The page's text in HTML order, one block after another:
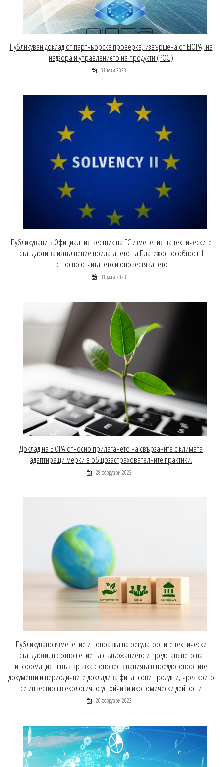
Публикуван доклад от партньорска проверка, извършена от EIOPA, на
надзора и управлението на продукти (POG)
31 юли 2023
Публикувани в Официалния вестник на ЕС изменения на техническите
стандарти за изпълнение прилагането на Платежоспособност ІІ
относно отчитането и оповестяването
31 май 2023
Доклад на EIOPA относно прилагането на свързаните с климата
адаптиращи мерки в общозастрахователните практики.
28 февруари 2023
Публикувано изменение и поправка на регулаторните технически
стандарти, по отношение на съдържанието и представянето на
информацията във връзка с оповестяванията в преддоговорните
документи и периодичните доклади за финансови продукти, чрез които
се инвестира в екологично устойчиви икономически дейности
20 февруари 2023